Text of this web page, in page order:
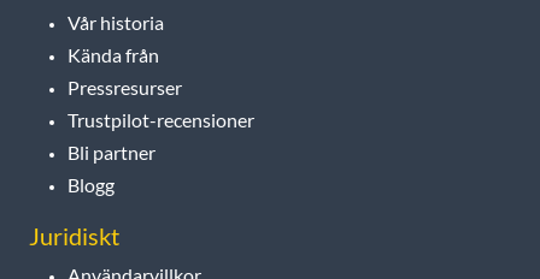
Vår historia
Kända från
Pressresurser
Trustpilot-recensioner
Bli partner
Blogg
Juridiskt